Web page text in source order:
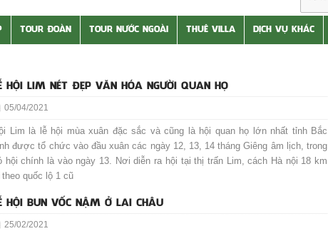
TOUR ĐOÀN TOUR NƯỚC NGOÀI THUÊ VILLA DỊCH VỤ KHÁC
HỘI LIM NÉT ĐẸP VĂN HÓA NGƯỜI QUAN HỌ
05/04/2021
Lim là lễ hội mùa xuân đặc sắc và cũng là hội quan họ lớn nhất tỉnh Bắc
được tổ chức vào đầu xuân các ngày 12, 13, 14 tháng Giêng âm lịch, trong
hội chính là vào ngày 13. Nơi diễn ra hội tại thị trấn Lim, cách Hà nội 18 km
theo quốc lộ 1 cũ
HỘI BUN VỐC NẬM Ở LAI CHÂU
25/02/2021